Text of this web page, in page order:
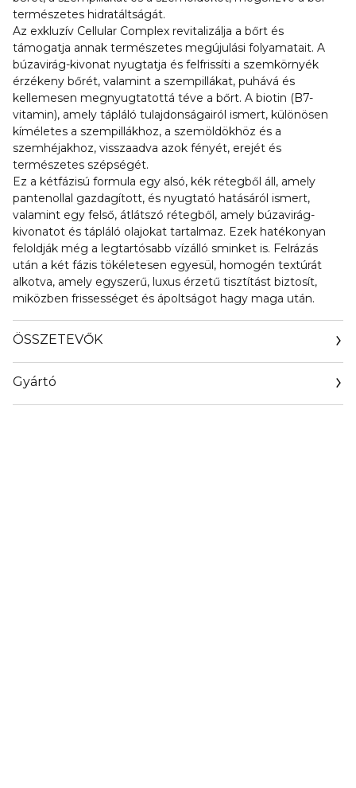
természetes hidratáltságát.
Az exkluzív Cellular Complex revitalizálja a bőrt és
támogatja annak természetes megújulási folyamatait. A
búzavirág-kivonat nyugtatja és felfrissíti a szemkörnyék
érzékeny bőrét, valamint a szempillákat, puhává és
kellemesen megnyugtatottá téve a bőrt. A biotin (B7-
vitamin), amely tápláló tulajdonságairól ismert, különösen
kíméletes a szempillákhoz, a szemöldökhöz és a
szemhéjakhoz, visszaadva azok fényét, erejét és
természetes szépségét.
Ez a kétfázisú formula egy alsó, kék rétegből áll, amely
pantenollal gazdagított, és nyugtató hatásáról ismert,
valamint egy felső, átlátszó rétegből, amely búzavirág-
kivonatot és tápláló olajokat tartalmaz. Ezek hatékonyan
feloldják még a legtartósabb vízálló sminket is. Felrázás
után a két fázis tökéletesen egyesül, homogén textúrát
alkotva, amely egyszerű, luxus érzetű tisztítást biztosít,
miközben frissességet és ápoltságot hagy maga után.
ÖSSZETEVŐK
Gyártó